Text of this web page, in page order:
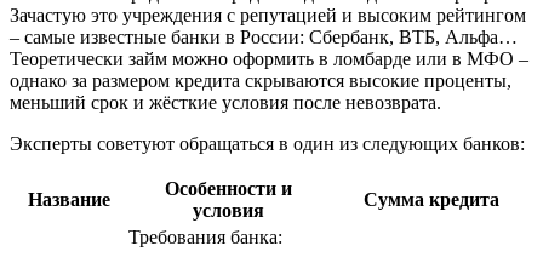
Зачастую это учреждения с репутацией и высоким рейтингом
– самые известные банки в России: Сбербанк, ВТБ, Альфа…
Теоретически займ можно оформить в ломбарде или в МФО –
однако за размером кредита скрываются высокие проценты,
меньший срок и жёсткие условия после невозврата.
Эксперты советуют обращаться в один из следующих банков:
Название
Особенности и
условия
Сумма кредита
Требования банка: